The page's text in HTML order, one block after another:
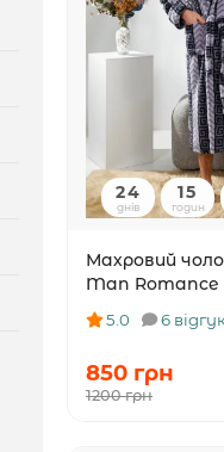
24
днів
15
годин
Махровий
Man Romance
5.0 6
850 грн
1200 грн